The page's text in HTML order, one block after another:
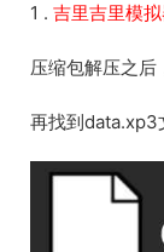
1 . 吉里吉里模
压缩包解压之
再找到data.xp3